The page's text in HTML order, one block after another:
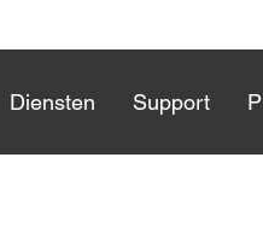
Home Diensten
Diensten Support